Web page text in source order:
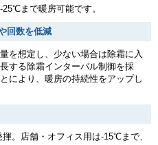
まで暖房可能です。
回数を低減
を想定し、少ない場合は除霜に入
する除霜インターバル制御を採
により、暖房の持続性をアップし
。店舗・オフィス用は-15℃まで、